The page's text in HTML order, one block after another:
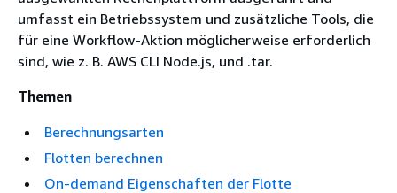
umfasst ein Betriebssystem und zusätzliche Tools, die
für eine Workflow-Aktion möglicherweise erforderlich
sind, wie z. B. AWS CLI Node.js, und .tar.
Themen
Berechnungsarten
Flotten berechnen
On-demand Eigenschaften der Flotte